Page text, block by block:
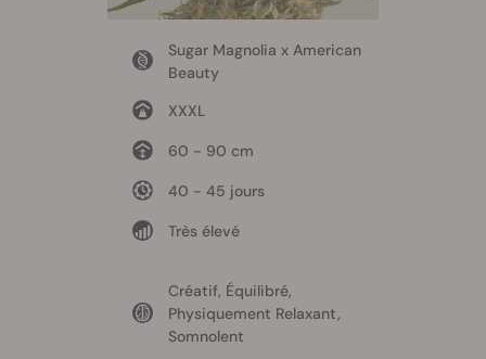
Sugar Magnolia x American
Beauty
XXXL
60 - 90 cm
40 - 45 jours
Très élevé
Créatif, Équilibré,
Physiquement Relaxant,
Somnolent